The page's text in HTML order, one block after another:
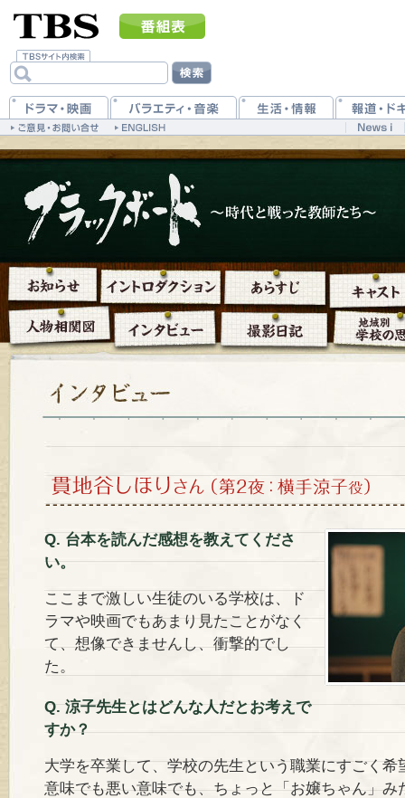
Q. 台本を読んだ感想を教えてくださ
い。
ここまで激しい生徒のいる学校は、ド
ラマや映画でもあまり見たことがなく
て、想像できませんし、衝撃的でし
た。
Q. 涼子先生とはどんな人だとお考えで
すか？
大学を卒業して、学校の先生という職業にすごく希
意味でも悪い意味でも、ちょっと「お嬢ちゃん」み